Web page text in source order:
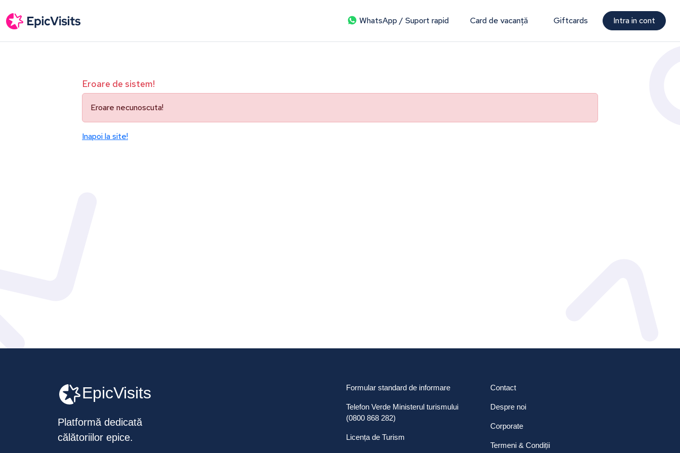
WhatsApp / Suport rapid Card de vacanță Giftcards Intra in cont
Eroare de sistem!
Eroare necunoscuta!
Inapoi la site!
EpicVisits
Platformă dedicată
călătoriilor epice.
Formular standard de informare
Telefon Verde Ministerul turismului
(0800 868 282)
Licența de Turism
Contact
Despre noi
Corporate
Termeni & Condiții